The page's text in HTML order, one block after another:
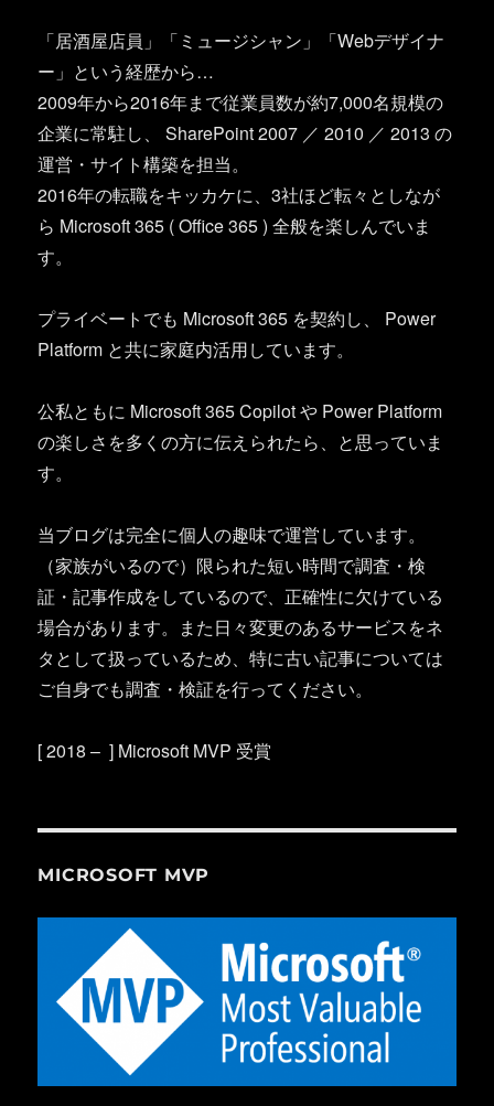
「居酒屋店員」「ミュージシャン」「Webデザイナ
ー」という経歴から…
2009年から2016年まで従業員数が約7,000名規模の
企業に常駐し、 SharePoint 2007 ／ 2010 ／ 2013 の
運営・サイト構築を担当。
2016年の転職をキッカケに、3社ほど転々としなが
ら Microsoft 365 ( Office 365 ) 全般を楽しんでいま
す。
プライベートでも Microsoft 365 を契約し、 Power
Platform と共に家庭内活用しています。
公私ともに Microsoft 365 Copilot や Power Platform
の楽しさを多くの方に伝えられたら、と思っていま
す。
当ブログは完全に個人の趣味で運営しています。
（家族がいるので）限られた短い時間で調査・検
証・記事作成をしているので、正確性に欠けている
場合があります。また日々変更のあるサービスをネ
タとして扱っているため、特に古い記事については
ご自身でも調査・検証を行ってください。
[ 2018 – ] Microsoft MVP 受賞
MICROSOFT MVP